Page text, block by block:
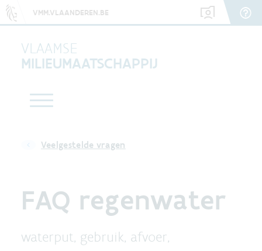
VMM.VLAANDEREN.BE
VLAAMSE
MILIEUMAATSCHAPPIJ
Veelgestelde vragen
FAQ regenwater
waterput, gebruik, afvoer,